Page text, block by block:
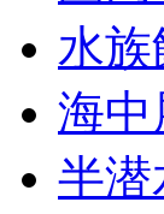
水族
海中
半